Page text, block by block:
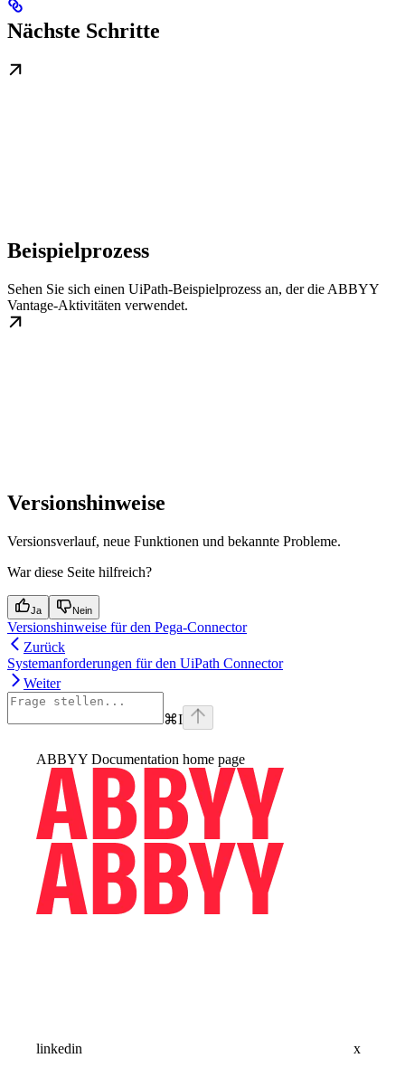
Nächste Schritte
Beispielprozess
Sehen Sie sich einen UiPath-Beispielprozess an, der die ABBYY
Vantage-Aktivitäten verwendet.
Versionshinweise
Versionsverlauf, neue Funktionen und bekannte Probleme.
War diese Seite hilfreich?
Ja Nein
Versionshinweise für den Pega-Connector
Zurück
Systemanforderungen für den UiPath Connector
Weiter
⌘I
ABBYY Documentation home page
linkedin x